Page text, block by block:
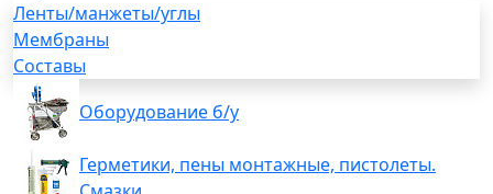
Ленты/манжеты/углы
Мембраны
Составы
Оборудование б/у
Герметики, пены монтажные, пистолеты.